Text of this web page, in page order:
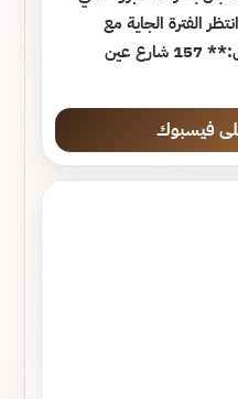
الفترة الجاية مع
العرض الجاي 📍 **عنوان المعرض:** 157 شارع عين
فيسبوك